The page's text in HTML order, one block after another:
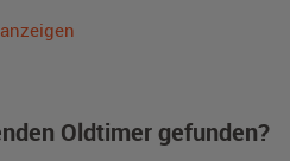
Oldtimer gefunden?